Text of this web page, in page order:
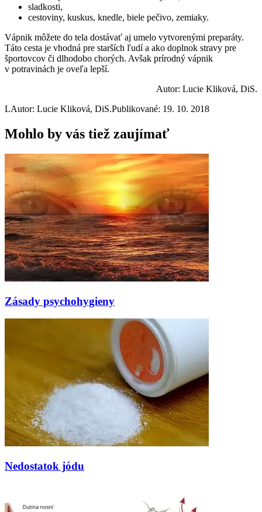
sladkosti,
cestoviny, kuskus, knedle, biele pečivo, zemiaky.
Vápnik môžete do tela dostávať aj umelo vytvorenými preparáty.
Táto cesta je vhodná pre starších ľudí a ako doplnok stravy pre
športovcov či dlhodobo chorých. Avšak prírodný vápnik
v potravinách je oveľa lepší.
Autor: Lucie Kliková, DiS.
LAutor: Lucie Kliková, DiS.Publikované: 19. 10. 2018
Mohlo by vás tiež zaujímať
Zásady psychohygieny
Nedostatok jódu